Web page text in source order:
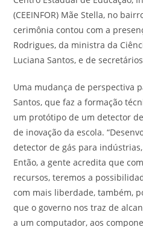
(CEEINFOR) Mãe Stella, no
cerimônia contou com a
Rodrigues, da ministra da
Luciana Santos, e de
Uma mudança de perspectiva
Santos, que faz a formação
um protótipo de um detector
de inovação da escola.
detector de gás para
Então, a gente acredita que
recursos, teremos a
com mais liberdade, também,
que o governo nos traz de
a um computador, aos